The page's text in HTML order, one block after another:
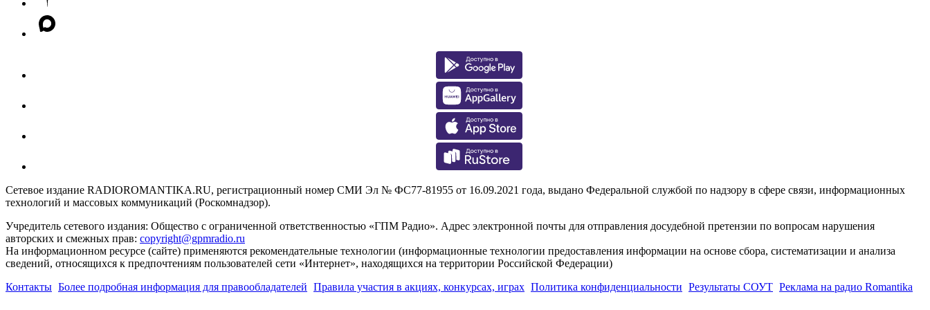
Сетевое издание RADIOROMANTIKA.RU, регистрационный номер СМИ Эл № ФС77-81955 от 16.09.2021 года, выдано Федеральной службой по надзору в сфере связи, информационных
технологий и массовых коммуникаций (Роскомнадзор).
Учредитель сетевого издания: Общество с ограниченной ответственностью «ГПМ Радио». Адрес электронной почты для отправления досудебной претензии по вопросам нарушения
авторских и смежных прав: copyright@gpmradio.ru
На информационном ресурсе (сайте) применяются рекомендательные технологии (информационные технологии предоставления информации на основе сбора, систематизации и анализа
сведений, относящихся к предпочтениям пользователей сети «Интернет», находящихся на территории Российской Федерации)
Контакты Более подробная информация для правообладателей Правила участия в акциях, конкурсах, играх Политика конфиденциальности Результаты СОУТ Реклама на радио Romantika